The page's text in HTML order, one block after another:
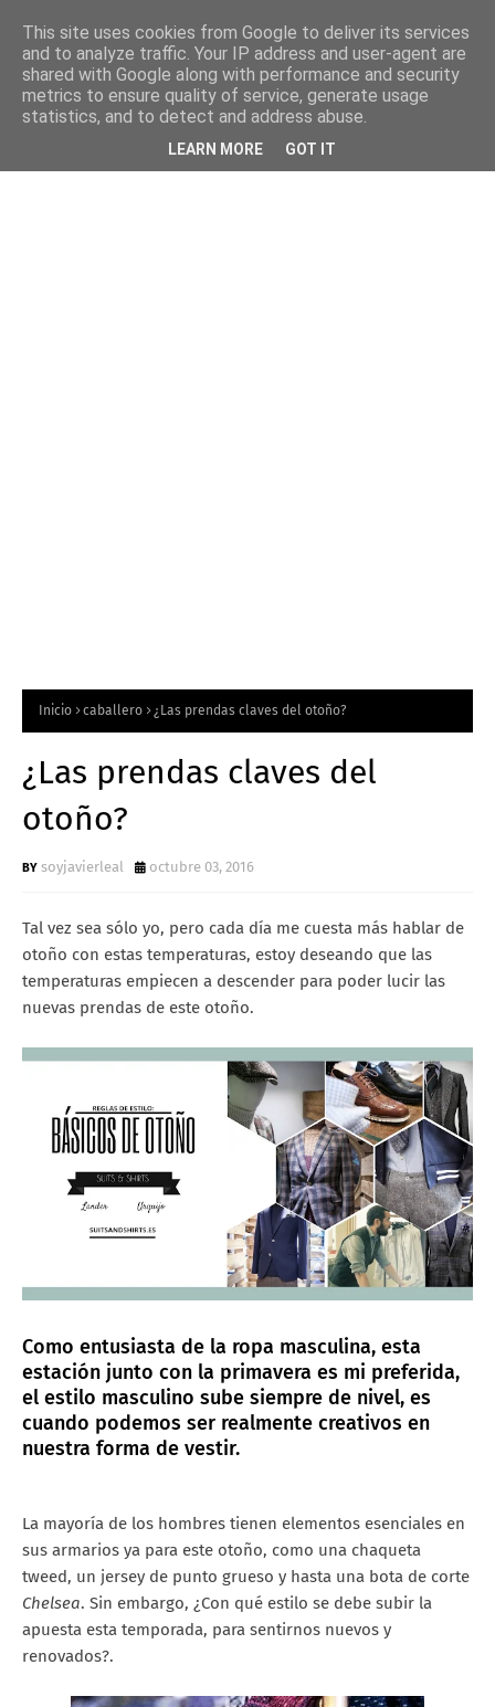
Inicio caballero ¿Las prendas claves del otoño?
¿Las prendas claves del
otoño?
soyjavierleal octubre 03, 2016
Tal vez sea sólo yo, pero cada día me cuesta más hablar de
otoño con estas temperaturas, estoy deseando que las
temperaturas empiecen a descender para poder lucir las
nuevas prendas de este otoño.
Como entusiasta de la ropa masculina, esta
estación junto con la primavera es mi preferida,
el estilo masculino sube siempre de nivel, es
cuando podemos ser realmente creativos en
nuestra forma de vestir.
La mayoría de los hombres tienen elementos esenciales en
sus armarios ya para este otoño, como una chaqueta
tweed, un jersey de punto grueso y hasta una bota de corte
Chelsea. Sin embargo, ¿Con qué estilo se debe subir la
apuesta esta temporada, para sentirnos nuevos y
renovados?.
This site uses cookies from Google to deliver its services
and to analyze traffic. Your IP address and user-agent are
shared with Google along with performance and security
metrics to ensure quality of service, generate usage
statistics, and to detect and address abuse.
LEARN MORE GOT IT